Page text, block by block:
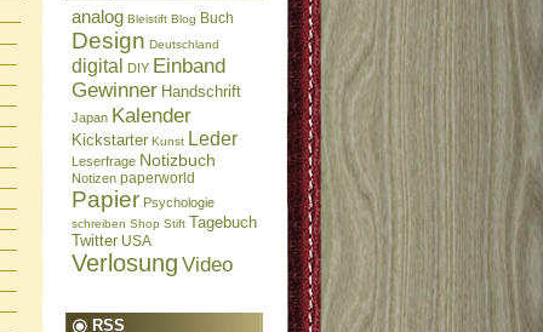
analog Bleistift Blog Buch
Design Deutschland
digital DIY Einband
Gewinner Handschrift
Japan Kalender
Kickstarter Kunst Leder
Leserfrage Notizbuch
Notizen paperworld
Papier Psychologie
schreiben Shop Stift Tagebuch
Twitter USA
Verlosung Video
RSS